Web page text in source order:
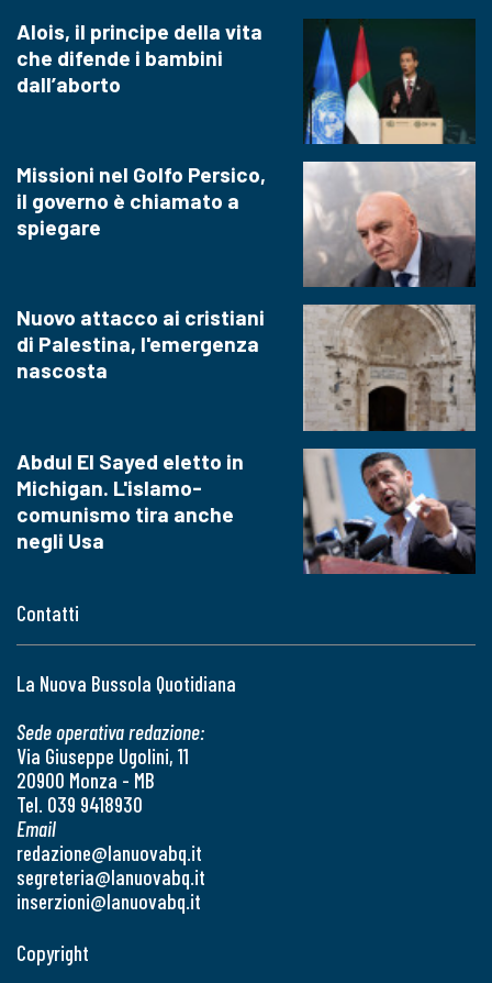
Contatti
La Nuova Bussola Quotidiana
Sede operativa redazione:
Via Giuseppe Ugolini, 11
20900 Monza - MB
Tel. 039 9418930
Email
redazione@lanuovabq.it
segreteria@lanuovabq.it
inserzioni@lanuovabq.it
Alois, il principe della vita
che difende i bambini
dall’aborto
Missioni nel Golfo Persico,
il governo è chiamato a
spiegare
Nuovo attacco ai cristiani
di Palestina, l'emergenza
nascosta
Abdul El Sayed eletto in
Michigan. L'islamo-
comunismo tira anche
negli Usa
Copyright